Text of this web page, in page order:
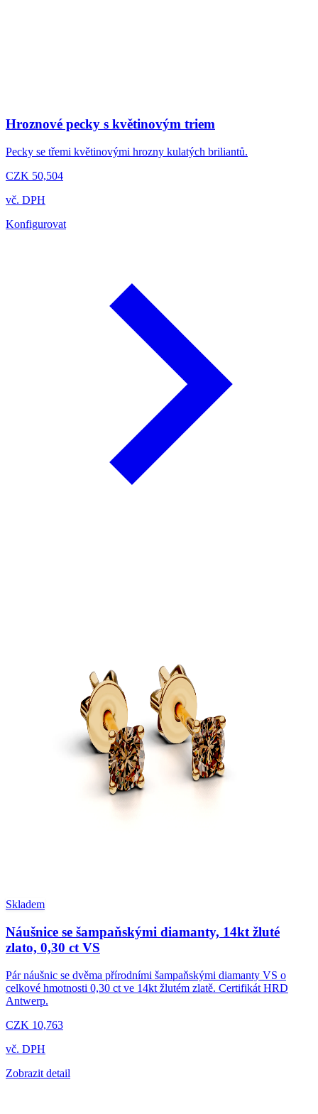
Hroznové pecky s květinovým triem
Pecky se třemi květinovými hrozny kulatých briliantů.
CZK 50,504
vč. DPH
Konfigurovat
Skladem
Náušnice se šampaňskými diamanty, 14kt žluté
zlato, 0,30 ct VS
Pár náušnic se dvěma přírodními šampaňskými diamanty VS o
celkové hmotnosti 0,30 ct ve 14kt žlutém zlatě. Certifikát HRD
Antwerp.
CZK 10,763
vč. DPH
Zobrazit detail